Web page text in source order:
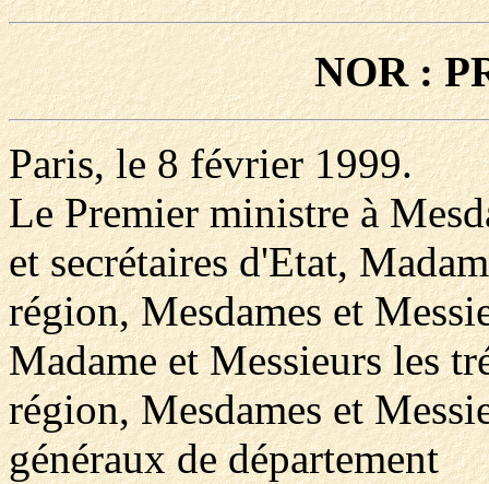
NOR :
Paris, le 8 février 1999.
Le Premier ministre à
et secrétaires d'Etat,
région, Mesdames et
Madame et Messieurs les
région, Mesdames et
généraux de département